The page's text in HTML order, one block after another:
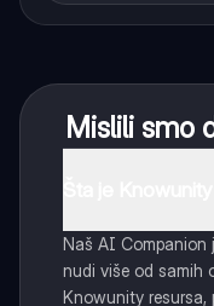
Mislili smo
Naš AI Companion
nudi više od samih
Knowunity resursa,